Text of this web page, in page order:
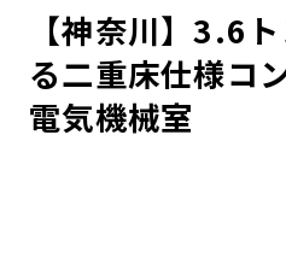
【神奈川】3.6
る二重床仕様コ
電気機械室